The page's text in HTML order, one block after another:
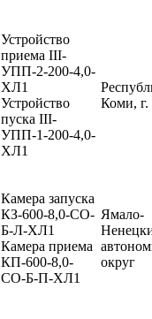
Устройство
приема III-
УПП-2-200-4,0-
ХЛ1
Устройство
пуска III-
УПП-1-200-4,0-
ХЛ1
Коми, г.
Камера запуска
КЗ-600-8,0-СО-
Б-Л-ХЛ1
Камера приема
КП-600-8,0-
СО-Б-П-ХЛ1
Ямало-
округ